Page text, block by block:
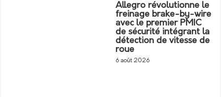
Allegro révolutionne le
freinage brake-by-wire
avec le premier PMIC
de sécurité intégrant la
détection de vitesse de
roue
6 août 2026